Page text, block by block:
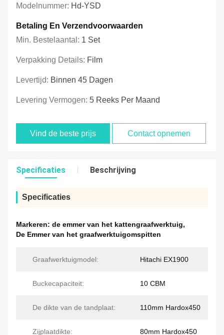
Modelnummer: Hd-YSD
Betaling En Verzendvoorwaarden
Min. Bestelaantal: 1 Set
Verpakking Details: Film
Levertijd: Binnen 45 Dagen
Levering Vermogen: 5 Reeks Per Maand
Vind de beste prijs Contact opnemen
Specificaties Beschrijving
Specificaties
Markeren: de emmer van het kattengraafwerktuig,
De Emmer van het graafwerktuigomspitten
Graafwerktuigmodel: Hitachi EX1900
Buckecapaciteit: 10 CBM
De dikte van de tandplaat: 110mm Hardox450
Zijplaatdikte: 80mm Hardox450